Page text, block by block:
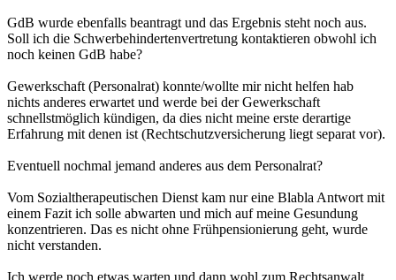
GdB wurde ebenfalls beantragt und das Ergebnis steht noch aus.
Soll ich die Schwerbehindertenvertretung kontaktieren obwohl ich
noch keinen GdB habe?
Gewerkschaft (Personalrat) konnte/wollte mir nicht helfen hab
nichts anderes erwartet und werde bei der Gewerkschaft
schnellstmöglich kündigen, da dies nicht meine erste derartige
Erfahrung mit denen ist (Rechtschutzversicherung liegt separat vor).
Eventuell nochmal jemand anderes aus dem Personalrat?
Vom Sozialtherapeutischen Dienst kam nur eine Blabla Antwort mit
einem Fazit ich solle abwarten und mich auf meine Gesundung
konzentrieren. Das es nicht ohne Frühpensionierung geht, wurde
nicht verstanden.
Ich werde noch etwas warten und dann wohl zum Rechtsanwalt